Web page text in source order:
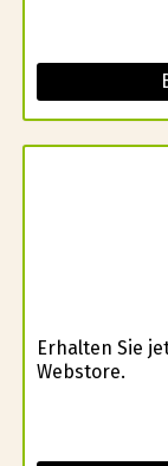
Erhalten Sie
Webstore.